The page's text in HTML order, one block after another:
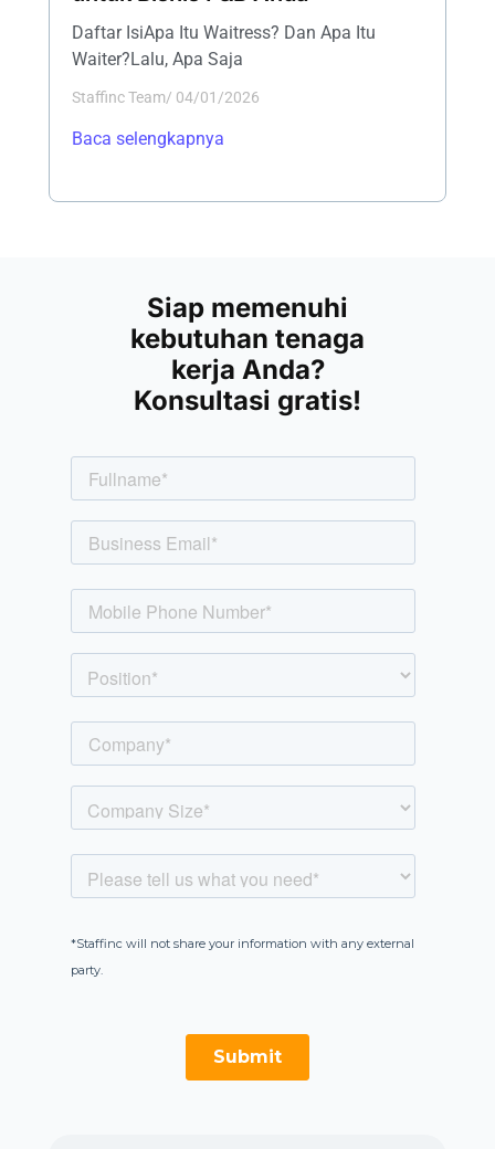
Daftar IsiApa Itu Waitress? Dan Apa Itu
Waiter?Lalu, Apa Saja
Staffinc Team/ 04/01/2026
Baca selengkapnya
Siap memenuhi
kebutuhan tenaga
kerja Anda?
Konsultasi gratis!